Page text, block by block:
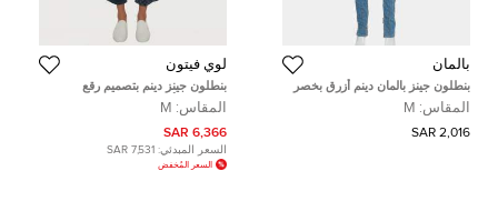
بالمان
بنطلون جينز بالمان دينم أزرق بخصر
مرتفع نمط ممزق مقاس متوسط -
ميديوم
المقاس: M
2,016 SAR
لوي فيتون
بنطلون جينز دينم بتصميم رقع
مونوغرام أزرق لويس فيتون ميديام/
خصر 32 بوصة
المقاس: M
6,366 SAR
السعر المبدئي: 7,531 SAR
السعر المُخفض